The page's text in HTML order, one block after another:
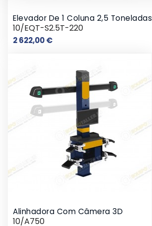
Elevador De 1 Coluna 2,5 Toneladas
10/EQT-S2.5T-220
2 622,00 €Preço
Alinhadora Com Câmera 3D
10/A750